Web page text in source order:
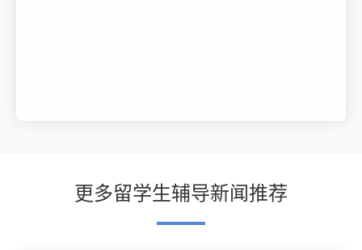
更多留学生辅导新闻推荐